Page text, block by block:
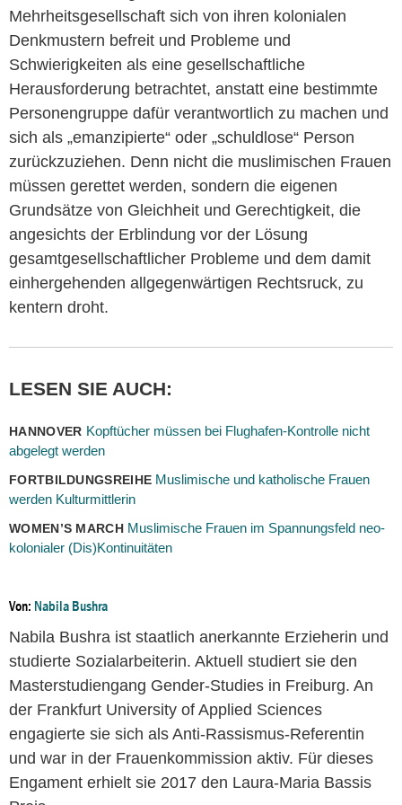
Mehrheitsgesellschaft sich von ihren kolonialen
Denkmustern befreit und Probleme und
Schwierigkeiten als eine gesellschaftliche
Herausforderung betrachtet, anstatt eine bestimmte
Personengruppe dafür verantwortlich zu machen und
sich als „emanzipierte“ oder „schuldlose“ Person
zurückzuziehen. Denn nicht die muslimischen Frauen
müssen gerettet werden, sondern die eigenen
Grundsätze von Gleichheit und Gerechtigkeit, die
angesichts der Erblindung vor der Lösung
gesamtgesellschaftlicher Probleme und dem damit
einhergehenden allgegenwärtigen Rechtsruck, zu
kentern droht.
LESEN SIE AUCH:
HANNOVER Kopftücher müssen bei Flughafen-Kontrolle nicht
abgelegt werden
FORTBILDUNGSREIHE Muslimische und katholische Frauen
werden Kulturmittlerin
WOMEN’S MARCH Muslimische Frauen im Spannungsfeld neo-
kolonialer (Dis)Kontinuitäten
Von: Nabila Bushra
Nabila Bushra ist staatlich anerkannte Erzieherin und
studierte Sozialarbeiterin. Aktuell studiert sie den
Masterstudiengang Gender-Studies in Freiburg. An
der Frankfurt University of Applied Sciences
engagierte sie sich als Anti-Rassismus-Referentin
und war in der Frauenkommission aktiv. Für dieses
Engament erhielt sie 2017 den Laura-Maria Bassis